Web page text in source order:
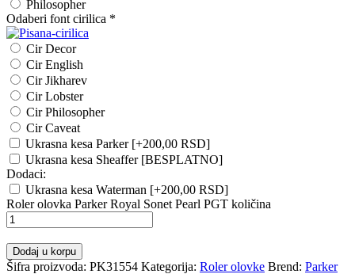
Philosopher
Odaberi font cirilica *
Cir Decor
Cir English
Cir Jikharev
Cir Lobster
Cir Philosopher
Cir Caveat
Ukrasna kesa Parker [+200,00 RSD]
Ukrasna kesa Sheaffer [BESPLATNO]
Dodaci:
Ukrasna kesa Waterman [+200,00 RSD]
Roler olovka Parker Royal Sonet Pearl PGT količina
Dodaj u korpu
Šifra proizvoda: PK31554 Kategorija: Roler olovke Brend: Parker